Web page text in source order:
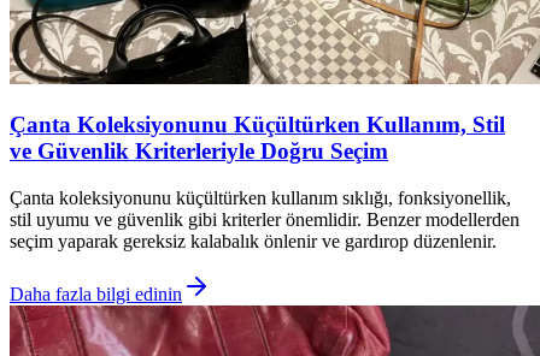
Çanta Koleksiyonunu Küçültürken Kullanım, Stil
ve Güvenlik Kriterleriyle Doğru Seçim
Çanta koleksiyonunu küçültürken kullanım sıklığı, fonksiyonellik,
stil uyumu ve güvenlik gibi kriterler önemlidir. Benzer modellerden
seçim yaparak gereksiz kalabalık önlenir ve gardırop düzenlenir.
Daha fazla bilgi edinin